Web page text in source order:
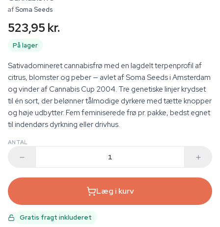
afSoma Seeds
523,95 kr.
På lager
Sativadomineret cannabisfrø med en lagdelt terpenprofil af
citrus, blomster og peber — avlet af Soma Seeds i Amsterdam
og vinder af Cannabis Cup 2004. Tre genetiske linjer krydset
til én sort, der belønner tålmodige dyrkere med tætte knopper
og høje udbytter. Fem feminiserede frø pr. pakke, bedst egnet
til indendørs dyrkning eller drivhus.
ANTAL
Læg i kurv
Gratis fragt inkluderet